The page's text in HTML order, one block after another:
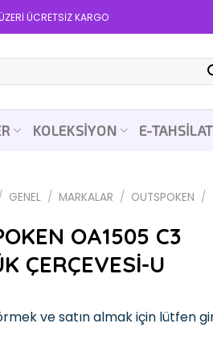
ÜCRETSİZ KARGO
KOLEKSIYON E-TAHSILAT
GENEL / MARKALAR / OUTSPOKEN /
OA1505 C3
ÇERÇEVESİ-U
ve satın almak için lütfen